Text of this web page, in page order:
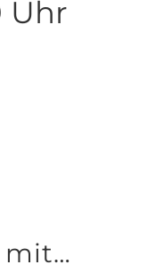
Uhr
mit…